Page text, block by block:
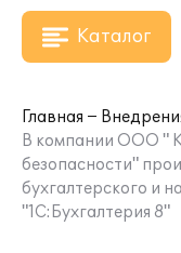
Каталог
Главная
В компании ООО "
безопасности"
бухгалтерского и
"1С:Бухгалтерия 8"